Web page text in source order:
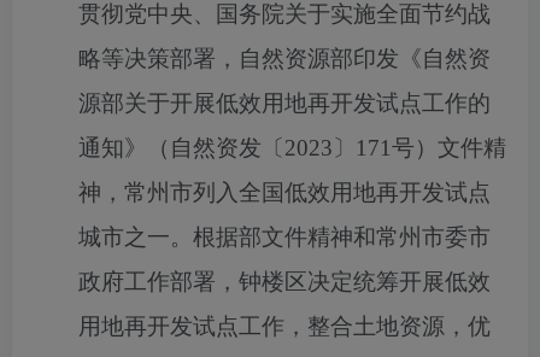
贯彻党中央、国务院关于实施全面节约战
略等决策部署，自然资源部印发《自然资
源部关于开展低效用地再开发试点工作的
通知》（自然资发〔 2023〕171号）文件精
神，常州市列入全国低效用地再开发试点
城市之一。根据部文件精神和常州市委市
政府工作部署，钟楼区决定统筹开展低效
用地再开发试点工作，整合土地资源，优